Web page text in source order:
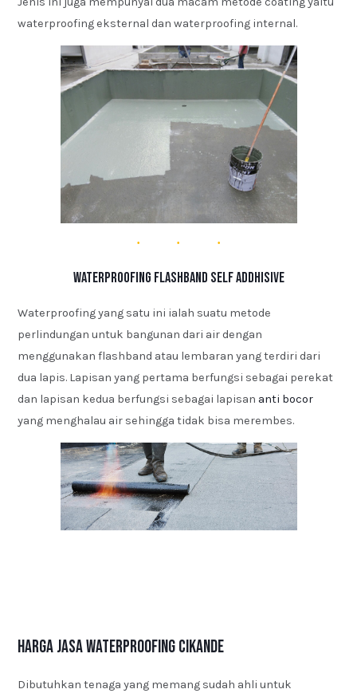
waterproofing eksternal dan waterproofing internal.
Waterproofing Flashband Self Addhisive
Waterproofing yang satu ini ialah suatu metode
perlindungan untuk bangunan dari air dengan
menggunakan flashband atau lembaran yang terdiri dari
dua lapis. Lapisan yang pertama berfungsi sebagai perekat
dan lapisan kedua berfungsi sebagai lapisan anti bocor
yang menghalau air sehingga tidak bisa merembes.
Harga Jasa Waterproofing Cikande
Dibutuhkan tenaga yang memang sudah ahli untuk